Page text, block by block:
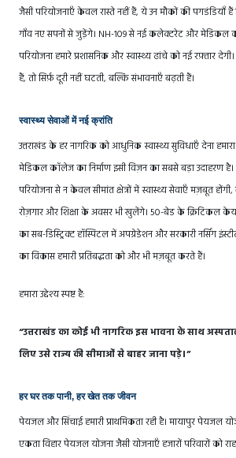
जैसी परियोजनाएँ केवल रास्ते नहीं हैं, ये उन मौकों की पगडंडियाँ
गाँव नए सपनों से जुड़ेंगे। NH-109 से नई कलेक्टरेट और
परियोजना हमारे प्रशासनिक और स्वास्थ्य ढांचे को नई रफ़्तार
हैं, तो सिर्फ़ दूरी नहीं घटती, बल्कि संभावनाएँ बढ़ती हैं।
स्वास्थ्य सेवाओं में नई क्रांति
उत्तराखंड के हर नागरिक को आधुनिक स्वास्थ्य सुविधाएँ देना
मेडिकल कॉलेज का निर्माण इसी विज़न का सबसे बड़ा उदाहरण
परियोजना से न केवल सीमांत क्षेत्रों में स्वास्थ्य सेवाएँ मज़बूत
रोज़गार और शिक्षा के अवसर भी खुलेंगे। 50-बेड के क्रिटिकल
का सब-डिस्ट्रिक्ट हॉस्पिटल में अपग्रेडेशन और सरकारी नर्सिंग
का विकास हमारी प्रतिबद्धता को और भी मज़बूत करते हैं।
हमारा उद्देश्य स्पष्ट है:
“उत्तराखंड का कोई भी नागरिक इस भावना के साथ
लिए उसे राज्य की सीमाओं से बाहर जाना पड़े।”
हर घर तक पानी, हर खेत तक जीवन
पेयजल और सिंचाई हमारी प्राथमिकता रही है। मायापुर पेयजल
एकता विहार पेयजल योजना जैसी योजनाएँ हजारों परिवारों को